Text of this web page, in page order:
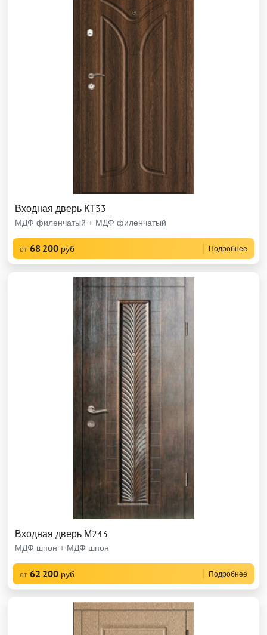
Входная дверь КТ33
МДФ филенчатый + МДФ филенчатый
от 68 200 руб Подробнее
Входная дверь М243
МДФ шпон + МДФ шпон
от 62 200 руб Подробнее